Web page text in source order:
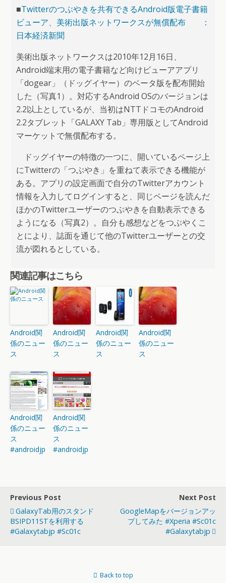
■Twitterのつぶやきを共有できるAndroid版電子書籍
ビューア、美術出版ネットワークスが無償配布 ：
日本経済新聞
美術出版ネットワークスは2010年12月16日、
Android端末用の電子書籍など向けビューアアプリ
「dogear」（ドッグイヤー）のベータ版を配布開始
した（写真1）。対応するAndroid OSのバージョンは
2.2以上としているが、当初はNTTドコモのAndroid
2.2タブレット「GALAXY Tab」専用版としてAndroid
マーケットで無償配布する。
ドッグイヤーの特徴の一つに、開いているページ上
にTwitterの「つぶやき」を重ねて表示できる機能が
ある。アプリの設定画面で自分のTwitterアカウント
情報を入力してログインすると、同じページを読んだ
ほかのTwitterユーザーのつぶやきを自動表示できる
ようになる（写真2）。自分も感想などをつぶやくこ
とにより、誌面を通じて他のTwitterユーザーとの交
流が図れるとしている。
関連記事はこちら
Android関
係のニュー
ス
Android関
係のニュー
ス
Android関
係のニュー
ス
Android関
係のニュー
ス
Android関
係のニュー
ス
#androidjp
Android関
係のニュー
ス
#androidjp
Previous Post
GalaxyTab用のスタンド
BSIPD11STを利用する
#galaxytabjp #sc01c
Next Post
GoogleMapをバージョンアッ
プしてみた #xperia #sc01c
#galaxytabjp
Back to top